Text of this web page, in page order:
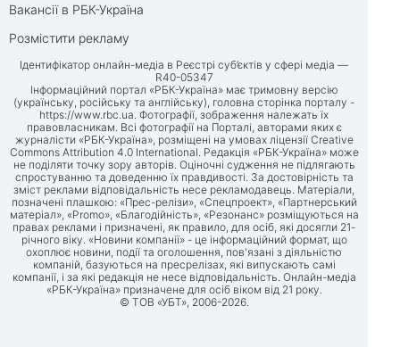
Вакансії в РБК-Україна
Розмістити рекламу
Ідентифікатор онлайн-медіа в Реєстрі суб’єктів у сфері медіа —
R40-05347
Інформаційний портал «РБК-Україна» має тримовну версію
(українську, російську та англійську), головна сторінка порталу -
https://www.rbc.ua. Фотографії, зображення належать їх
правовласникам. Всі фотографії на Порталі, авторами яких є
журналісти «РБК-Україна», розміщені на умовах ліцензії Creative
Commons Attribution 4.0 International. Редакція «РБК-Україна» може
не поділяти точку зору авторів. Оціночні судження не підлягають
спростуванню та доведенню їх правдивості. За достовірність та
зміст реклами відповідальність несе рекламодавець. Матеріали,
позначені плашкою: «Прес-релізи», «Спецпроект», «Партнерський
матеріал», «Promo», «Благодійність», «Резонанс» розміщуються на
правах реклами і призначені, як правило, для осіб, які досягли 21-
річного віку. «Новини компанії» - це інформаційний формат, що
охоплює новини, події та оголошення, пов'язані з діяльністю
компаній, базуються на пресрелізах, які випускають самі
компанії, і за які редакція не несе відповідальність. Онлайн-медіа
«РБК-Україна» призначене для осіб віком від 21 року.
© ТОВ «УБТ», 2006-2026.